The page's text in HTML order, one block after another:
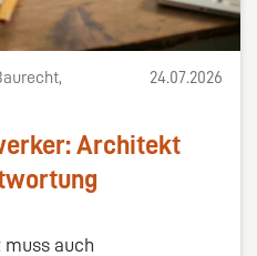
24.07.2026
Architekt
muss auch